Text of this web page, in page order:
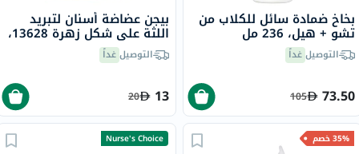
بخاخ ضمادة سائل للكلاب من
تشو + هيل، 236 مل
التوصيلغداً
73.50
105
بيجن عضاضة أسنان لتبريد
اللثة على شكل زهرة 13628،
1 قطعة التوصيلغداً
13
20
35% خصم
Nurse's Choice